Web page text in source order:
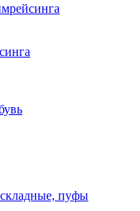
пуфы